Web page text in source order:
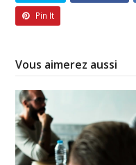
Pin It
Vous aimerez aussi